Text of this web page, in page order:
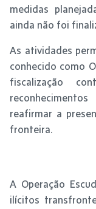
medidas
ainda não foi
As atividades
conhecido como
fiscalização
reafirmar a
fronteira.
A Operação
ilícitos